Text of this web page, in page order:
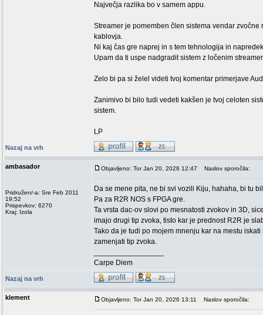
Največja razlika bo v samem appu.
Streamer je pomemben člen sistema vendar
kablovja.
Ni kaj čas gre naprej in s tem tehnologija in
Upam da ti uspe nadgradit sistem z ločenim
Zelo bi pa si želel videti tvoj komentar primerjave
Zanimivo bi bilo tudi vedeti kakšen je tvoj celoten
sistem.
LP
Nazaj na vrh
ambasador
Pridružen/-a: Sre Feb 2011
19:52
Prispevkov: 6270
Kraj: Izola
Objavljeno: Tor Jan 20, 2026 12:47 Naslov sporočila:
Da se mene pita, ne bi svi vozili Kiju, hahaha, bi tu
Pa za R2R NOS s FPGA gre.
Ta vrsta dac-ov slovi po mesnatosti zvokov in 3D,
imajo drugi tip zvoka, tisto kar je prednost R2R je
Tako da je tudi po mojem mnenju kar na mestu
zamenjati tip zvoka.
Carpe Diem
Nazaj na vrh
klement Objavljeno: Tor Jan 20, 2026 13:11 Naslov sporočila: